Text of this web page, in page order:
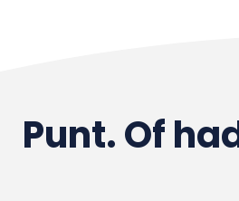
Punt. Of